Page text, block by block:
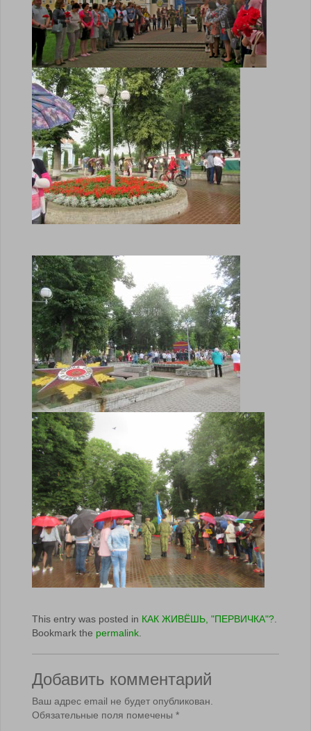
This entry was posted in КАК ЖИВЁШЬ, "ПЕРВИЧКА"?
Bookmark the permalink
Добавить комментарий
Ваш адрес email не будет опубликован.
Обязательные поля помечены *